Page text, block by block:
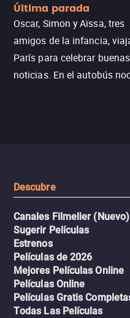
Última parada
Oscar, Simon y Aïssa, tres
amigos de la infancia,
París para celebrar buenas
noticias. En el autobús
Descubre
Canales Filmelier (Nuevo)
Sugerir Películas
Estrenos
Películas de 2026
Mejores Películas Online
Películas Online
Películas Gratis
Todas Las Películas